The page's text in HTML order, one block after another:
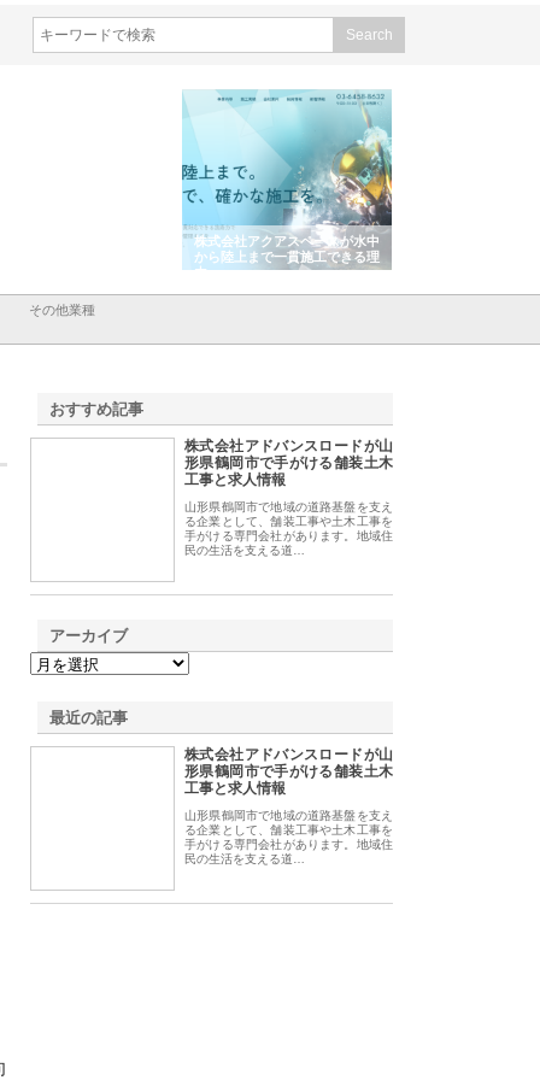
株式会社アクアスペースが水中
から陸上まで一貫施工できる理
由
その他業種
おすすめ記事
株式会社アドバンスロードが山
形県鶴岡市で手がける舗装土木
工事と求人情報
山形県鶴岡市で地域の道路基盤を支え
る企業として、舗装工事や土木工事を
手がける専門会社があります。地域住
民の生活を支える道…
アーカイブ
最近の記事
株式会社アドバンスロードが山
形県鶴岡市で手がける舗装土木
工事と求人情報
山形県鶴岡市で地域の道路基盤を支え
る企業として、舗装工事や土木工事を
手がける専門会社があります。地域住
民の生活を支える道…